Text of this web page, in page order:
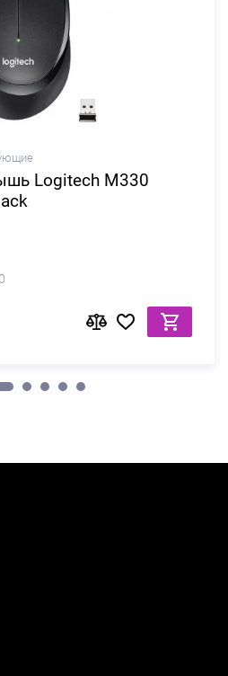
Logitech M330
0